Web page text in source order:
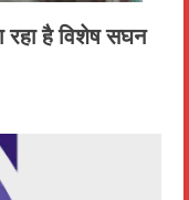
रहा है विशेष सघन